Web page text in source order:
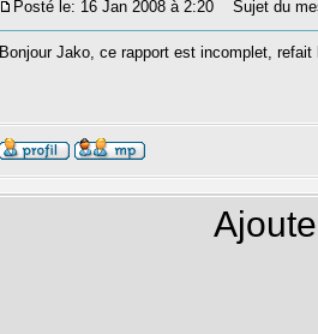
Posté le: 16 Jan 2008 à 2:20 Sujet du
Bonjour Jako, ce rapport est incomplet,